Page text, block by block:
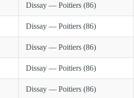
Dissay — Poitiers (86)
Dissay — Poitiers (86)
Dissay — Poitiers (86)
Dissay — Poitiers (86)
Dissay — Poitiers (86)